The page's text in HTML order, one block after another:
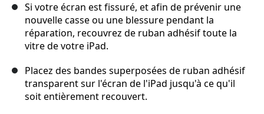
Si votre écran est fissuré, et afin de prévenir une
nouvelle casse ou une blessure pendant la
réparation, recouvrez de ruban adhésif toute la
vitre de votre iPad.
Placez des bandes superposées de ruban adhésif
transparent sur l'écran de l'iPad jusqu'à ce qu'il
soit entièrement recouvert.